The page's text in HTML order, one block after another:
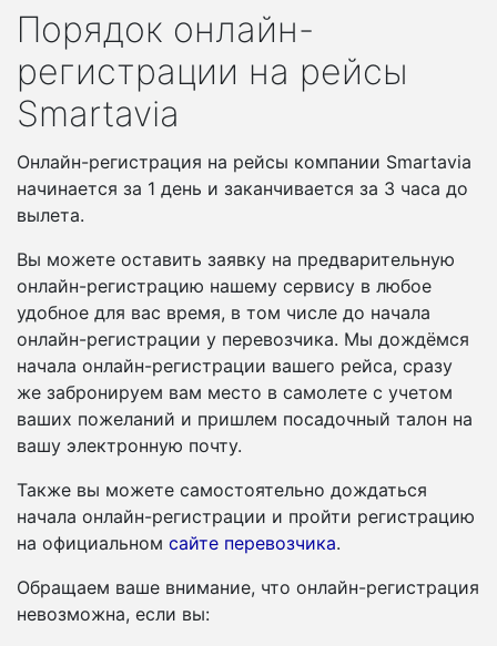
Порядок онлайн-
регистрации на рейсы
Smartavia
Онлайн-регистрация на рейсы компании Smartavia
начинается за 1 день и заканчивается за 3 часа до
вылета.
Вы можете оставить заявку на предварительную
онлайн-регистрацию нашему сервису в любое
удобное для вас время, в том числе до начала
онлайн-регистрации у перевозчика. Мы дождёмся
начала онлайн-регистрации вашего рейса, сразу
же забронируем вам место в самолете с учетом
ваших пожеланий и пришлем посадочный талон на
вашу электронную почту.
Также вы можете самостоятельно дождаться
начала онлайн-регистрации и пройти регистрацию
на официальном сайте перевозчика.
Обращаем ваше внимание, что онлайн-регистрация
невозможна, если вы: